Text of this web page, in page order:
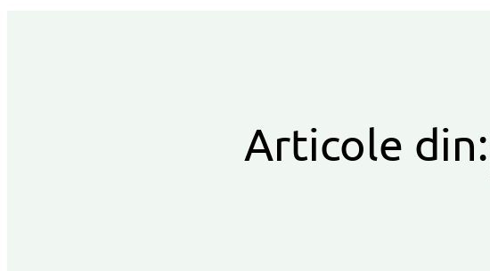
Articole din: